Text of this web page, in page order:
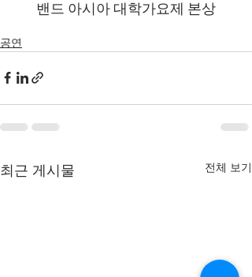
밴드 아시아 대학가요제 본상
공연
최근 게시물 전체 보기